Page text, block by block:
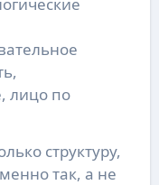
лицо по
структуру,
так, а не